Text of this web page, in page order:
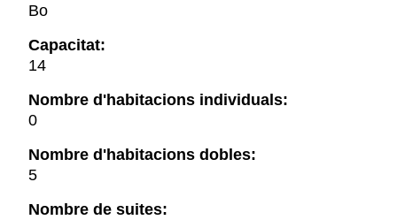
Bo
Capacitat:
14
Nombre d'habitacions individuals:
0
Nombre d'habitacions dobles:
5
Nombre de suites: